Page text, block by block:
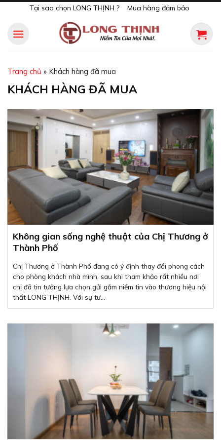
content
Tại sao chọn LONG THỊNH ? Mua hàng đảm bảo
Trang chủ » Khách hàng đã mua
KHÁCH HÀNG ĐÃ MUA
Không gian sống nghệ thuật của Chị Thương ở
Thành Phố
Chị Thương ở Thành Phố đang có ý định thay đổi phong cách
cho phòng khách nhà mình, sau khi tham khảo rất nhiều nơi
chị đã tin tưởng lựa chọn gửi gắm niềm tin vào thương hiệu nội
thất LONG THỊNH. Với sự tư...